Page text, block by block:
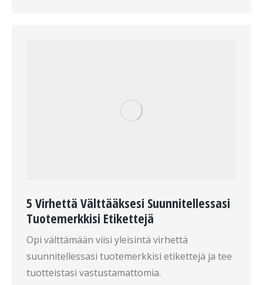
5 Virhettä Välttääksesi Suunnitellessasi
Tuotemerkkisi Etikettejä
Opi välttämään viisi yleisintä virhettä
suunnitellessasi tuotemerkkisi etikettejä ja tee
tuotteistasi vastustamattomia.